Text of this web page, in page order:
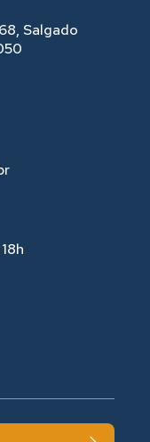
Salgado
ㅤ